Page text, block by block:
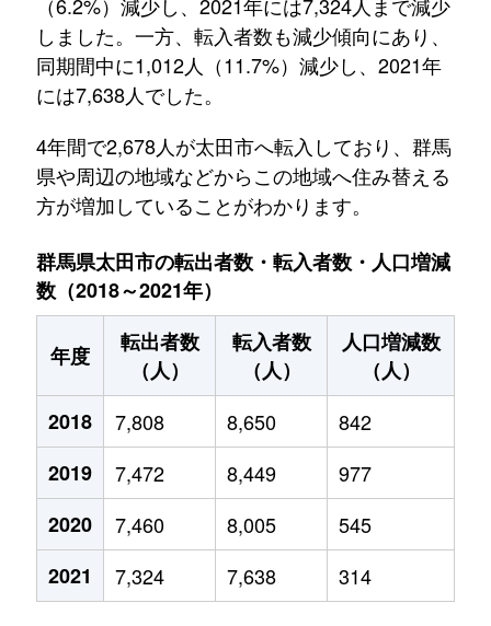
しました。一方、転入者数も減少傾向にあり、
同期間中に1,012人（11.7%）減少し、2021年
には7,638人でした。
4年間で2,678人が太田市へ転入しており、群馬
県や周辺の地域などからこの地域へ住み替える
方が増加していることがわかります。
群馬県太田市の転出者数・転入者数・人口増減
数（2018～2021年）
年度
転出者数
（人）
転入者数
（人）
人口増減数
（人）
2018
7,808 8,650
842
2019
7,472 8,449
977
2020
7,460 8,005
545
2021
7,324 7,638 314